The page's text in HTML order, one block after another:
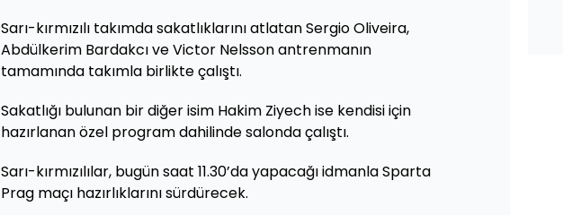
Sarı-kırmızılı takımda sakatlıklarını atlatan Sergio Oliveira,
Abdülkerim Bardakcı ve Victor Nelsson antrenmanın
tamamında takımla birlikte çalıştı.
Sakatlığı bulunan bir diğer isim Hakim Ziyech ise kendisi için
hazırlanan özel program dahilinde salonda çalıştı.
Sarı-kırmızılılar, bugün saat 11.30’da yapacağı idmanla Sparta
Prag maçı hazırlıklarını sürdürecek.